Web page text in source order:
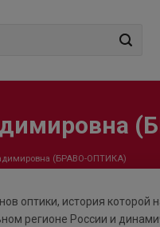
(БРАВО-ОПТИКА)
оптики, история
регионе России и